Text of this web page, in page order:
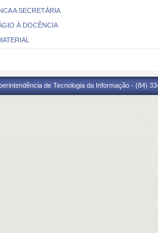
A SECRETÁRIA
À DOCÊNCIA
de Tecnologia da Informação - (84)